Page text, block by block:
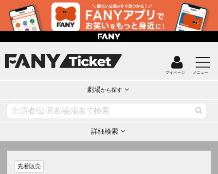
マイページ メニュー
劇場から探す
詳細検索
先着販売